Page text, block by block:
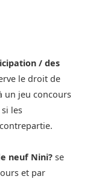
/ des
le droit de
un jeu concours
les
neuf Nini? se
et par